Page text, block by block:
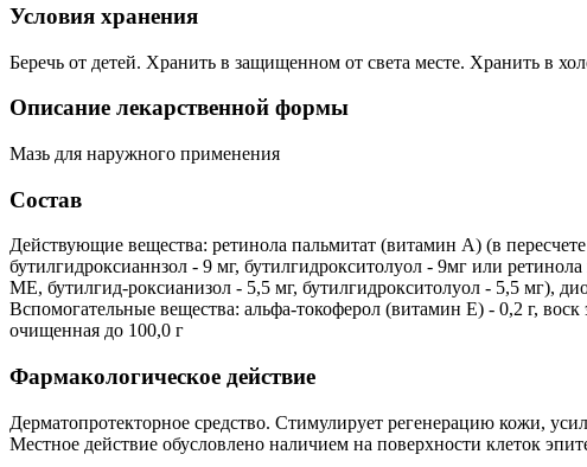
Условия хранения
Беречь от детей. Хранить в защищенном от света месте. Хранить в
Описание лекарственной формы
Мазь для наружного применения
Состав
Действующие вещества: ретинола пальмитат (витамин А) (в
бутилгидроксианнзол - 9 мг, бутилгидрокситолуол - 9мг или
ME, бутилгид-роксианизол - 5,5 мг, бутилгидрокситолуол - 5,5 мг),
Вспомогательные вещества: альфа-токоферол (витамин Е) - 0,2 г,
очищенная до 100,0 г
Фармакологическое действие
Дерматопротекторное средство. Стимулирует регенерацию кожи,
Местное действие обусловлено наличием на поверхности клеток